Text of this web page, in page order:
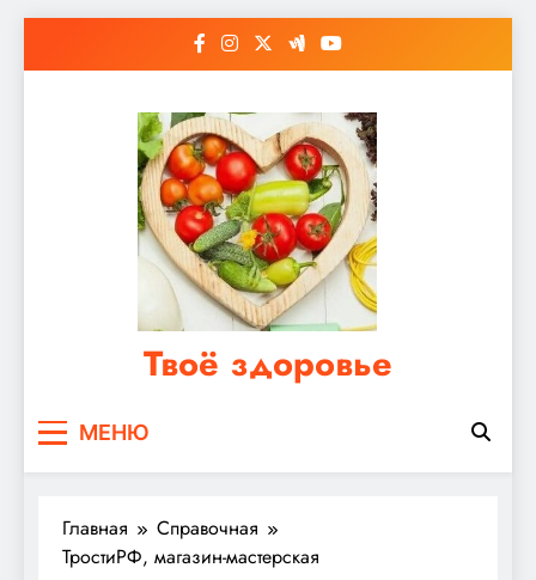
Твоё здоровье
мужском здоровье
МЕНЮ
Главная
Справочная
ТростиРФ, магазин-мастерская